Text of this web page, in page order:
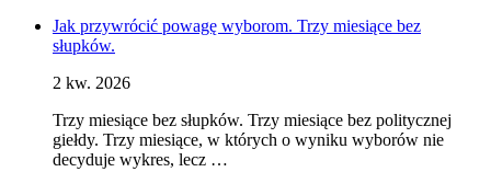
Jak przywrócić powagę wyborom. Trzy miesiące bez
słupków.
2 kw. 2026
Trzy miesiące bez słupków. Trzy miesiące bez politycznej
giełdy. Trzy miesiące, w których o wyniku wyborów nie
decyduje wykres, lecz …